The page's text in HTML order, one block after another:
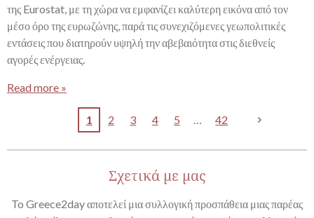
της Eurostat, με τη χώρα να εμφανίζει καλύτερη εικόνα από τον
μέσο όρο της ευρωζώνης, παρά τις συνεχιζόμενες γεωπολιτικές
εντάσεις που διατηρούν υψηλή την αβεβαιότητα στις διεθνείς
αγορές ενέργειας.
Read more »
1 2 3 4 5 42
Σχετικά με μας
To Greece2day αποτελεί μια συλλογική προσπάθεια μιας παρέας